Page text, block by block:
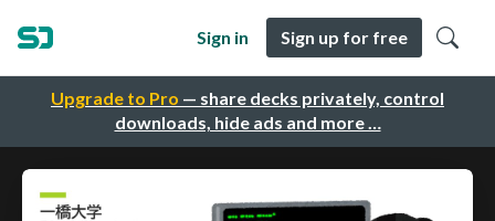
Upgrade to Pro — share decks privately, control
downloads, hide ads and more …
Sign in Sign up for free